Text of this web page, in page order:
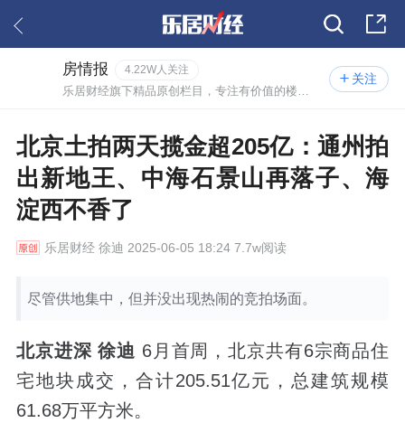
关注
房情报 4.22W人关注
北京土拍两天揽金超205亿：通州拍
出新地王、中海石景山再落子、海
淀西不香了
乐居财经徐迪 2025-06-05 18:24 7.7w阅读
尽管供地集中，但并没出现热闹的竞拍场面。
北京进深 徐迪 6月首周，北京共有6宗商品住
宅地块成交，合计205.51亿元，总建筑规模
61.68万平方米。